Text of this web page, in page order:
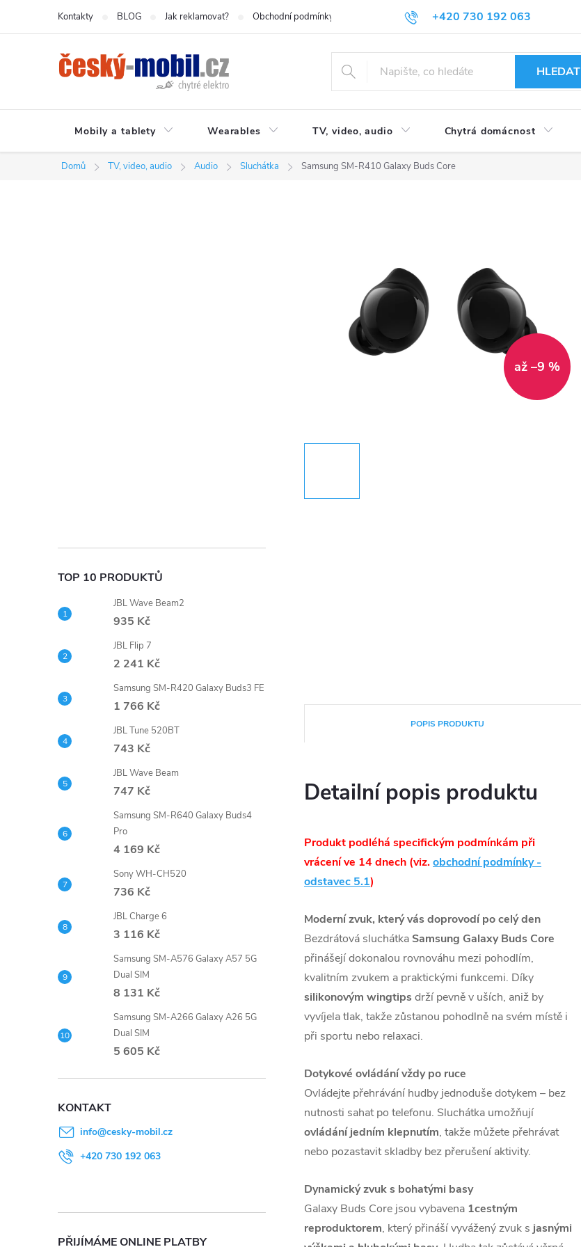
+420 730 192 063
Kontakty BLOG Jak reklamovat? Obchodní podmínky Podmínky ochrany osobních údajů
HLEDAT
Mobily a tablety Wearables TV, video, audio Chytrá domácnost
Domů TV, video, audio Audio Sluchátka Samsung SM-R410 Galaxy Buds Core
p
a
n
e
TOP 10 PRODUKTŮ
JBL Wave Beam2
935 Kč
JBL Flip 7
2 241 Kč
Samsung SM-R420 Galaxy Buds3 FE
1 766 Kč
JBL Tune 520BT
743 Kč
JBL Wave Beam
747 Kč
Samsung SM-R640 Galaxy Buds4
Pro
4 169 Kč
Sony WH-CH520
736 Kč
JBL Charge 6
3 116 Kč
Samsung SM-A576 Galaxy A57 5G
Dual SIM
8 131 Kč
Samsung SM-A266 Galaxy A26 5G
Dual SIM
5 605 Kč
KONTAKT
info@cesky-mobil.cz
+420 730 192 063
PŘIJÍMÁME ONLINE PLATBY
až –9 %
POPIS PRODUKTU
Detailní popis produktu
Produkt podléhá specifickým podmínkám při
vrácení ve 14 dnech (viz.obchodní podmínky -
odstavec 5.1)
Moderní zvuk, který vás doprovodí po celý den
Bezdrátová sluchátka Samsung Galaxy Buds Core
přinášejí dokonalou rovnováhu mezi pohodlím,
kvalitním zvukem a praktickými funkcemi. Díky
silikonovým wingtips drží pevně v uších, aniž by
vyvíjela tlak, takže zůstanou pohodlně na svém místě i
při sportu nebo relaxaci.
Dotykové ovládání vždy po ruce
Ovládejte přehrávání hudby jednoduše dotykem – bez
nutnosti sahat po telefonu. Sluchátka umožňují
ovládání jedním klepnutím, takže můžete přehrávat
nebo pozastavit skladby bez přerušení aktivity.
Dynamický zvuk s bohatými basy
Galaxy Buds Core jsou vybavena 1cestným
reproduktorem, který přináší vyvážený zvuk s jasnými